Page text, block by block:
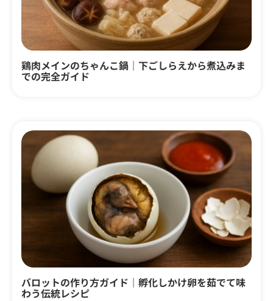
鶏肉メインのちゃんこ鍋｜下ごしらえから煮込みま
での完全ガイド
バロットの作り方ガイド｜孵化しかけ卵を茹でて味
わう伝統レシピ